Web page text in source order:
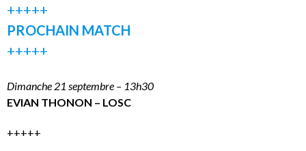
+++++
PROCHAIN MATCH
+++++
Dimanche 21 septembre – 13h30
EVIAN THONON – LOSC
+++++